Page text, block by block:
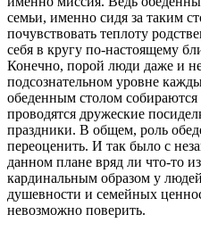
семьи, именно сидя за таким
почувствовать теплоту
себя в кругу по-настоящему
Конечно, порой люди даже и
подсознательном уровне
обеденным столом
проводятся дружеские
праздники. В общем, роль
переоценить. И так было с
данном плане вряд ли что-то
кардинальным образом у
душевности и семейных
невозможно поверить.